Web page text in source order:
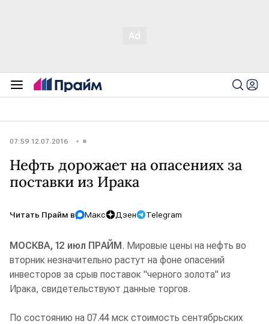
07:59 12.07.2016
Нефть дорожает на опасениях за
поставки из Ирака
Читать Прайм в Макс Дзен Telegram
МОСКВА, 12 июл ПРАЙМ. Мировые цены на нефть во
вторник незначительно растут на фоне опасений
инвесторов за срыв поставок "черного золота" из
Ирака, свидетельствуют данные торгов.
По состоянию на 07.44 мск стоимость сентябрьских